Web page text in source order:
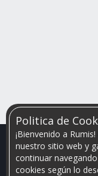
Politica de
¡Bienvenido a
nuestro sitio web y
continuar
cookies según lo